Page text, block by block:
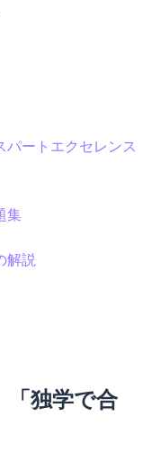
パートエクセレンス
集
解説
独学で合